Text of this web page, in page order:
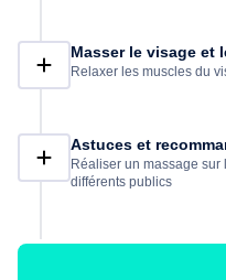
Masser le visage et
Relaxer les muscles du
Astuces et
Réaliser un massage
différents publics